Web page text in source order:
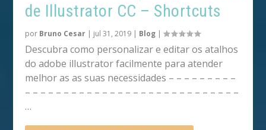
de Illustrator CC – Shortcuts
por Bruno Cesar | jul 31, 2019 | Blog |
Descubra como personalizar e editar os atalhos
do adobe illustrator facilmente para atender
melhor as as suas necessidades – – – – – – – – –
– – – – – – – – – – – – – – – – – – – – – – – – – – – –
…